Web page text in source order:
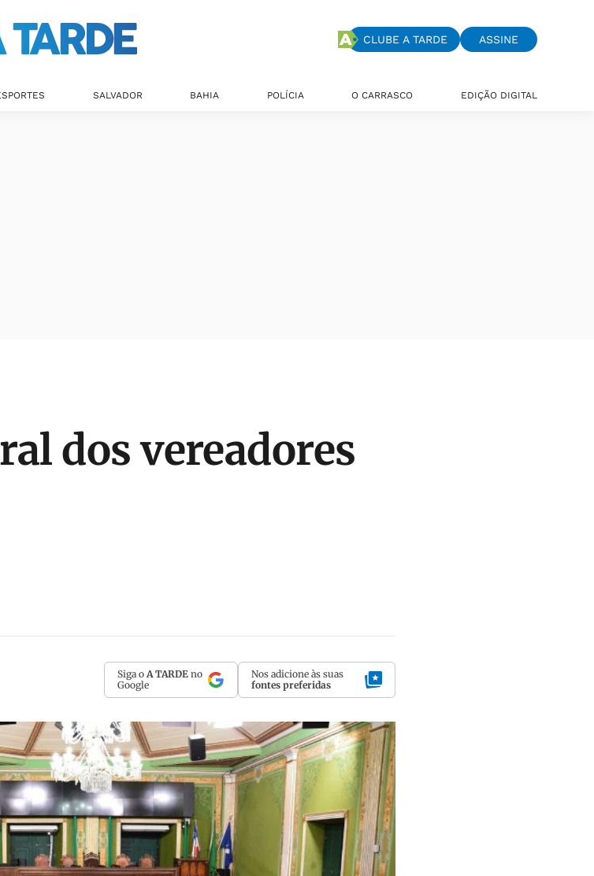
CLUBE A TARDE ASSINE
SALVADOR BAHIA POLÍCIA O CARRASCO EDIÇÃO DIGITAL
dos vereadores
Siga o A TARDE no
Google
Nos adicione às suas
fontes preferidas